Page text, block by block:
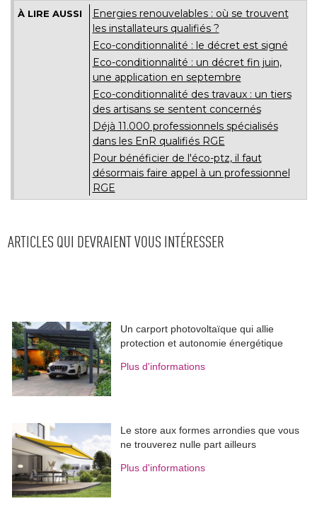
À LIRE AUSSI
Energies renouvelables : où se trouvent
les installateurs qualifiés ?
Eco-conditionnalité : le décret est signé
Eco-conditionnalité : un décret fin juin,
une application en septembre
Eco-conditionnalité des travaux : un tiers
des artisans se sentent concernés
Déjà 11.000 professionnels spécialisés
dans les EnR qualifiés RGE
Pour bénéficier de l'éco-ptz, il faut
désormais faire appel à un professionnel
RGE
ARTICLES QUI DEVRAIENT VOUS INTÉRESSER
Un carport photovoltaïque qui allie
protection et autonomie énergétique
Plus d'informations
Le store aux formes arrondies que vous
ne trouverez nulle part ailleurs
Plus d'informations